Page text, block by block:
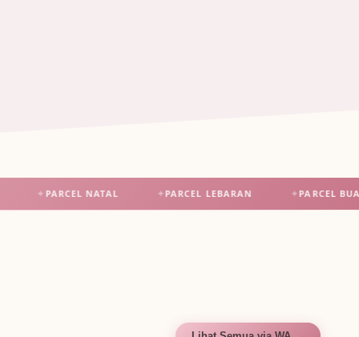
PARCEL NATAL PARCEL LEBARAN PARCEL BUAH